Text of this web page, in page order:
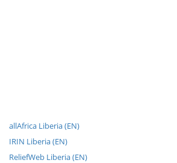
allAfrica Liberia (EN)
IRIN Liberia (EN)
ReliefWeb Liberia (EN)